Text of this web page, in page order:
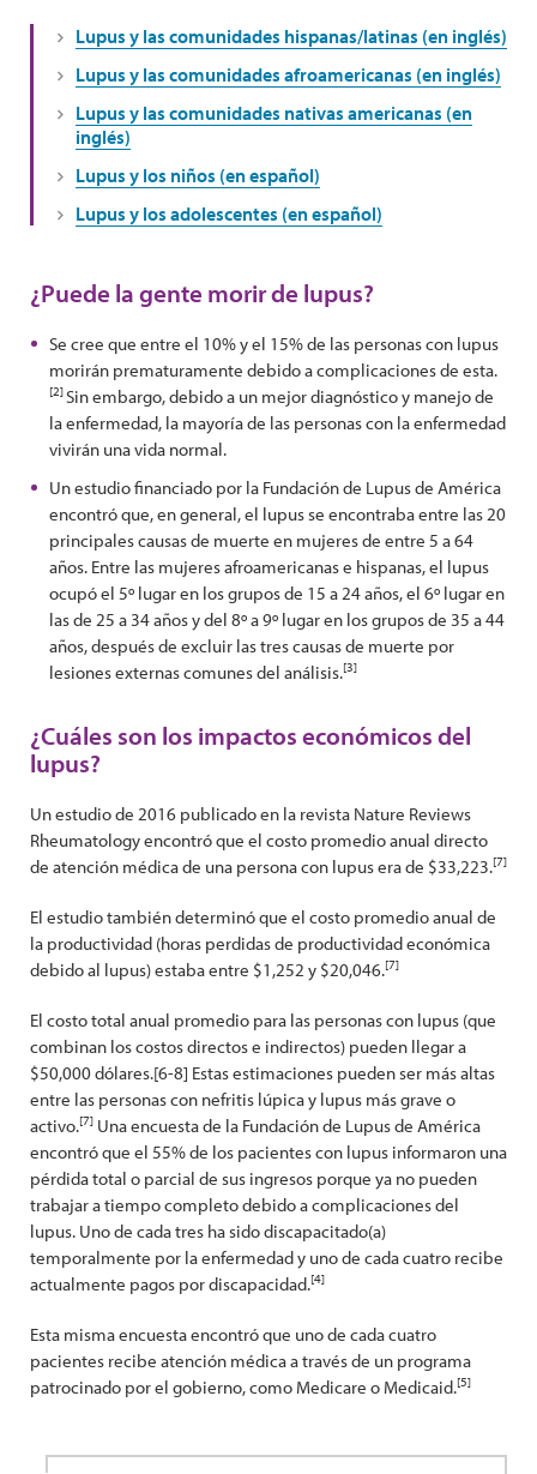
Lupus y las comunidades hispanas/latinas (en inglés)
Lupus y las comunidades afroamericanas (en inglés)
Lupus y las comunidades nativas americanas (en
inglés)
Lupus y los niños (en español)
Lupus y los adolescentes (en español)
¿Puede la gente morir de lupus?
Se cree que entre el 10% y el 15% de las personas con lupus
morirán prematuramente debido a complicaciones de esta.
[2]Sin embargo, debido a un mejor diagnóstico y manejo de
la enfermedad, la mayoría de las personas con la enfermedad
vivirán una vida normal.
Un estudio financiado por la Fundación de Lupus de América
encontró que, en general, el lupus se encontraba entre las 20
principales causas de muerte en mujeres de entre 5 a 64
años. Entre las mujeres afroamericanas e hispanas, el lupus
ocupó el 5º lugar en los grupos de 15 a 24 años, el 6º lugar en
las de 25 a 34 años y del 8º a 9º lugar en los grupos de 35 a 44
años, después de excluir las tres causas de muerte por
lesiones externas comunes del análisis.[3]
¿Cuáles son los impactos económicos del
lupus?
Un estudio de 2016 publicado en la revista Nature Reviews
Rheumatology encontró que el costo promedio anual directo
de atención médica de una persona con lupus era de $33,223.[7]
El estudio también determinó que el costo promedio anual de
la productividad (horas perdidas de productividad económica
debido al lupus) estaba entre $1,252 y $20,046.[7]
El costo total anual promedio para las personas con lupus (que
combinan los costos directos e indirectos) pueden llegar a
$50,000 dólares.[6-8] Estas estimaciones pueden ser más altas
entre las personas con nefritis lúpica y lupus más grave o
activo.[7] Una encuesta de la Fundación de Lupus de América
encontró que el 55% de los pacientes con lupus informaron una
pérdida total o parcial de sus ingresos porque ya no pueden
trabajar a tiempo completo debido a complicaciones del
lupus. Uno de cada tres ha sido discapacitado(a)
temporalmente por la enfermedad y uno de cada cuatro recibe
actualmente pagos por discapacidad.[4]
Esta misma encuesta encontró que uno de cada cuatro
pacientes recibe atención médica a través de un programa
patrocinado por el gobierno, como Medicare o Medicaid.[5]